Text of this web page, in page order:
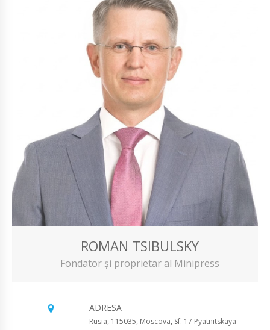
ROMAN TSIBULSKY
Fondator și proprietar al Minipress
ADRESA
Rusia, 115035, Moscova, Sf. 17 Pyatnitskaya